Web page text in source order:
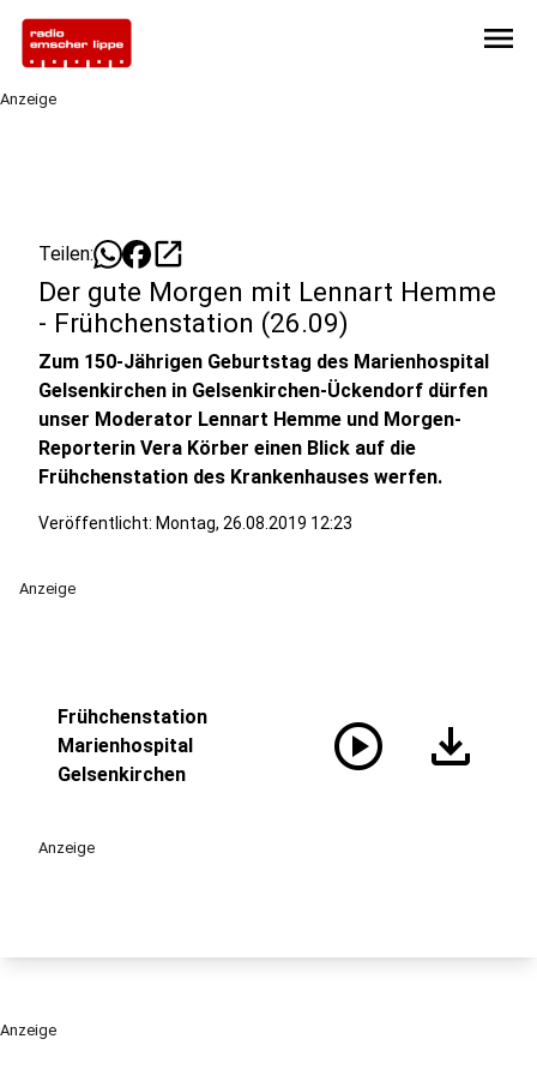
menu
Anzeige
Teilen: open_in_new
Der gute Morgen mit Lennart Hemme
- Frühchenstation (26.09)
Zum 150-Jährigen Geburtstag des Marienhospital
Gelsenkirchen in Gelsenkirchen-Ückendorf dürfen
unser Moderator Lennart Hemme und Morgen-
Reporterin Vera Körber einen Blick auf die
Frühchenstation des Krankenhauses werfen.
Veröffentlicht: Montag, 26.08.2019 12:23
Anzeige
Frühchenstation
Marienhospital
Gelsenkirchen
play_circle download
Anzeige
Anzeige